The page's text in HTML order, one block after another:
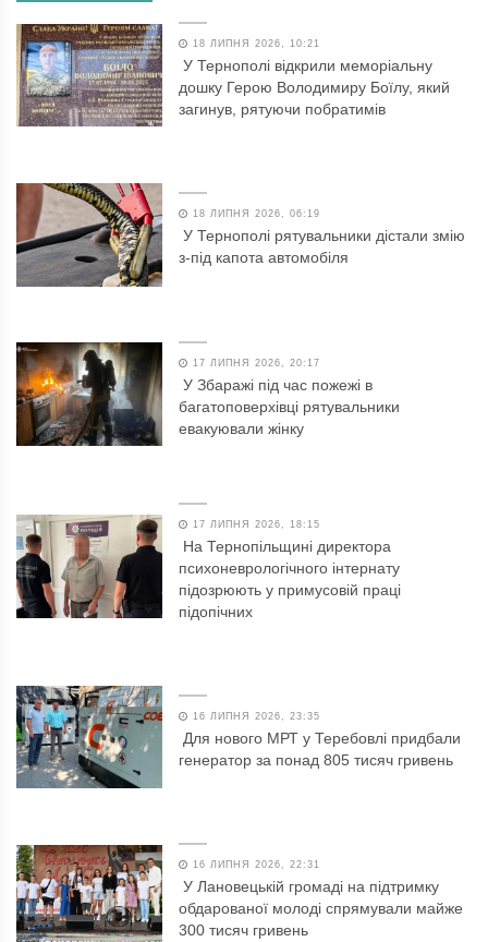
18 ЛИПНЯ 2026, 10:21
У Тернополі відкрили меморіальну
дошку Герою Володимиру Боїлу, який
загинув, рятуючи побратимів
18 ЛИПНЯ 2026, 06:19
У Тернополі рятувальники дістали змію
з-під капота автомобіля
17 ЛИПНЯ 2026, 20:17
У Збаражі під час пожежі в
багатоповерхівці рятувальники
евакуювали жінку
17 ЛИПНЯ 2026, 18:15
На Тернопільщині директора
психоневрологічного інтернату
підозрюють у примусовій праці
підопічних
16 ЛИПНЯ 2026, 23:35
Для нового МРТ у Теребовлі придбали
генератор за понад 805 тисяч гривень
16 ЛИПНЯ 2026, 22:31
У Лановецькій громаді на підтримку
обдарованої молоді спрямували майже
300 тисяч гривень